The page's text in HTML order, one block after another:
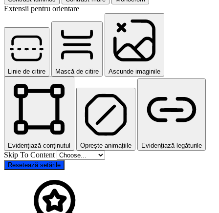
Extensii pentru orientare
Linie de citire Mască de citire Ascunde imaginile
Evidențiază conținutul Oprește animațiile Evidențiază legăturile
Skip To Content
Resetează setările